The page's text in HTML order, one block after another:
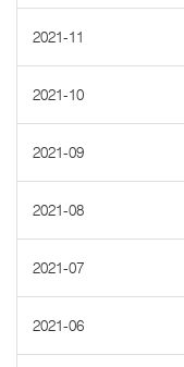
2021-11
2021-10
2021-09
2021-08
2021-07
2021-06